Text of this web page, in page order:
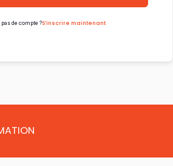
pas de compte ?S’inscrire maintenant